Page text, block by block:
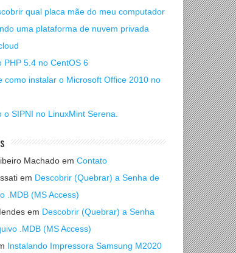
qual placa mãe do meu computador
uma plataforma de nuvem privada
PHP 5.4 no CentOS 6
como instalar o Microsoft Office 2010 no
o SIPNI no LinuxMint Serena.
Machado em Contato
em Descobrir (Quebrar) a Senha de
.MDB (MS Access)
em Descobrir (Quebrar) a Senha
.MDB (MS Access)
Instalando Impressora Samsung M2020